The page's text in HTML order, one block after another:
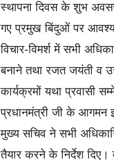
स्थापना दिवस के शुभ
गए प्रमुख बिंदुओं पर आवश्यक
विचार-विमर्श में सभी
बनाने तथा रजत जयंती व
कार्यक्रमों यथा प्रवासी
प्रधानमंत्री जी के आगमन
मुख्य सचिव ने सभी
तैयार करने के निर्देश